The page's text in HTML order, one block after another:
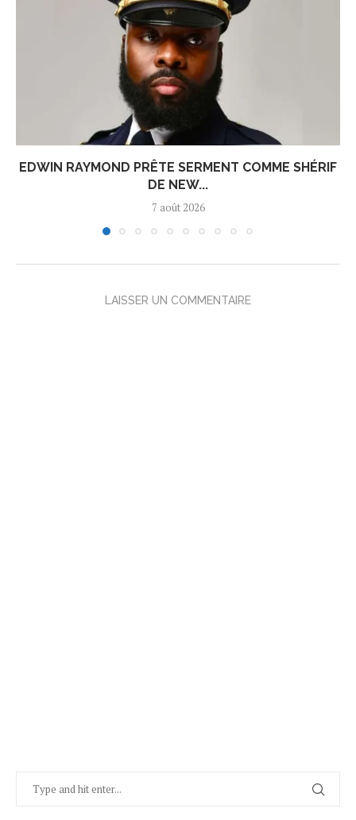
EDWIN RAYMOND PRÊTE SERMENT COMME SHÉRIF
DE NEW...
7 août 2026
LAISSER UN COMMENTAIRE